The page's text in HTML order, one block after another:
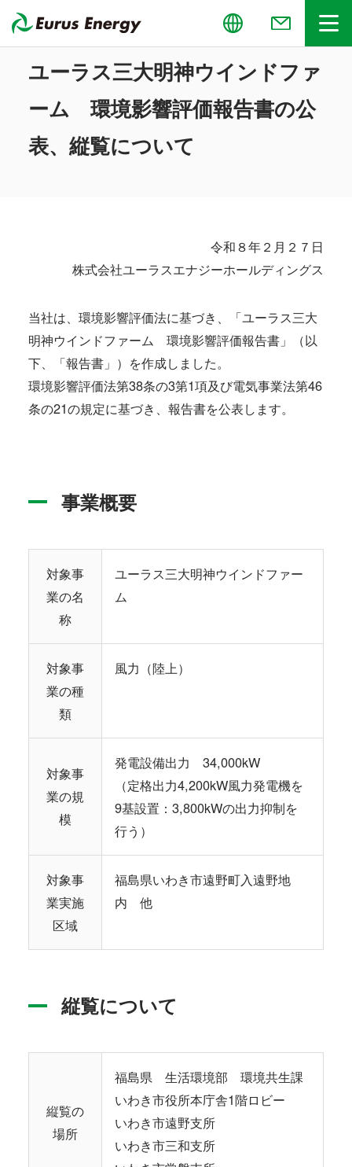
Global メニュー
ユーラス三大明神ウインドファ
ーム 環境影響評価報告書の公
表、縦覧について
令和８年２月２７日
株式会社ユーラスエナジーホールディングス
当社は、環境影響評価法に基づき、「ユーラス三大
明神ウインドファーム 環境影響評価報告書」（以
下、「報告書」）を作成しました。
環境影響評価法第38条の3第1項及び電気事業法第46
条の21の規定に基づき、報告書を公表します。
事業概要
対象事
業の名
称
ユーラス三大明神ウインドファー
ム
対象事
業の種
類
風力（陸上）
対象事
業の規
模
発電設備出力 34,000kW
（定格出力4,200kW風力発電機を
9基設置：3,800kWの出力抑制を
行う）
対象事
業実施
区域
福島県いわき市遠野町入遠野地
内 他
縦覧について
縦覧の
場所
福島県 生活環境部 環境共生課
いわき市役所本庁舎1階ロビー
いわき市遠野支所
いわき市三和支所